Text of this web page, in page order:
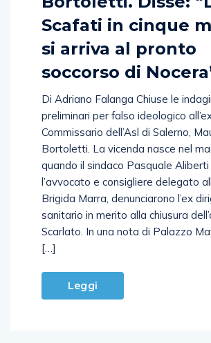
Scafati in cinque
si arriva al pronto
soccorso di
Di Adriano Falanga Chiuse le
preliminari per falso ideologico
Commissario dell’Asl di Salerno,
Bortoletti. La vicenda nasce nel
quando il sindaco Pasquale Aliberti
l’avvocato e consigliere delegato
Brigida Marra, denunciarono l’ex
sanitario in merito alla chiusura
Scarlato. In una nota di Palazzo
[…]
Leggi